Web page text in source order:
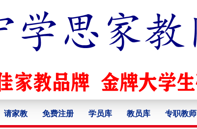
请家教 免费注册 学员库 教员库 专职教师